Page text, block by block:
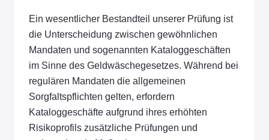
Ein wesentlicher Bestandteil unserer Prüfung ist
die Unterscheidung zwischen gewöhnlichen
Mandaten und sogenannten Kataloggeschäften
im Sinne des Geldwäschegesetzes. Während bei
regulären Mandaten die allgemeinen
Sorgfaltspflichten gelten, erfordern
Kataloggeschäfte aufgrund ihres erhöhten
Risikoprofils zusätzliche Prüfungen und